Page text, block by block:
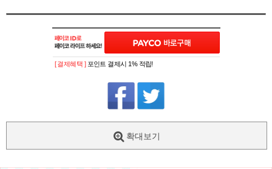
[ 결제혜택 ] 포인트 결제시 1% 적립!
확대보기